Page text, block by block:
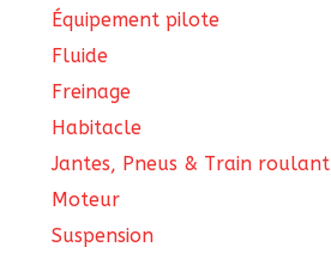
Équipement pilote
Fluide
Freinage
Habitacle
Jantes, Pneus & Train roulant
Moteur
Suspension